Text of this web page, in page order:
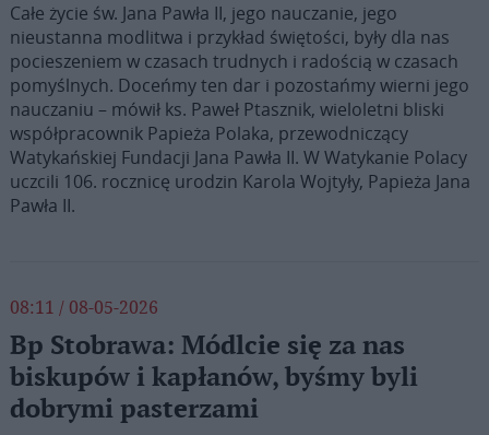
Całe życie św. Jana Pawła II, jego nauczanie, jego
nieustanna modlitwa i przykład świętości, były dla nas
pocieszeniem w czasach trudnych i radością w czasach
pomyślnych. Doceńmy ten dar i pozostańmy wierni jego
nauczaniu – mówił ks. Paweł Ptasznik, wieloletni bliski
współpracownik Papieża Polaka, przewodniczący
Watykańskiej Fundacji Jana Pawła II. W Watykanie Polacy
uczcili 106. rocznicę urodzin Karola Wojtyły, Papieża Jana
Pawła II.
08:11 / 08-05-2026
Bp Stobrawa: Módlcie się za nas
biskupów i kapłanów, byśmy byli
dobrymi pasterzami